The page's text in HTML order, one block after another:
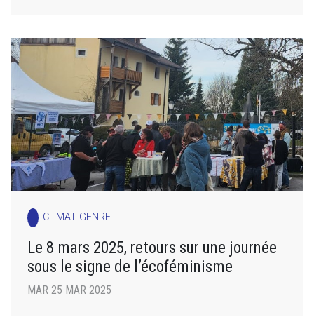
CLIMAT GENRE
Le 8 mars 2025, retours sur une journée
sous le signe de l’écoféminisme
MAR 25 MAR 2025